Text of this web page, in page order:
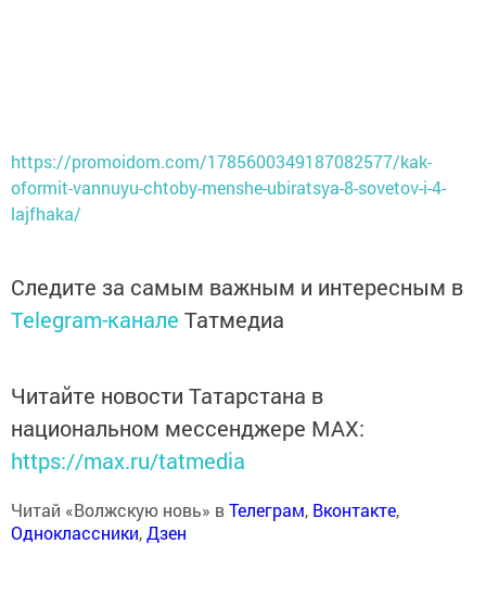
https://promoidom.com/1785600349187082577/kak-
oformit-vannuyu-chtoby-menshe-ubiratsya-8-sovetov-i-4-
lajfhaka/
Следите за самым важным и интересным в
Telegram-канале Татмедиа
Читайте новости Татарстана в
национальном мессенджере MАХ:
https://max.ru/tatmedia
Читай «Волжскую новь» вТелеграм, Вконтакте,
Одноклассники,Дзен